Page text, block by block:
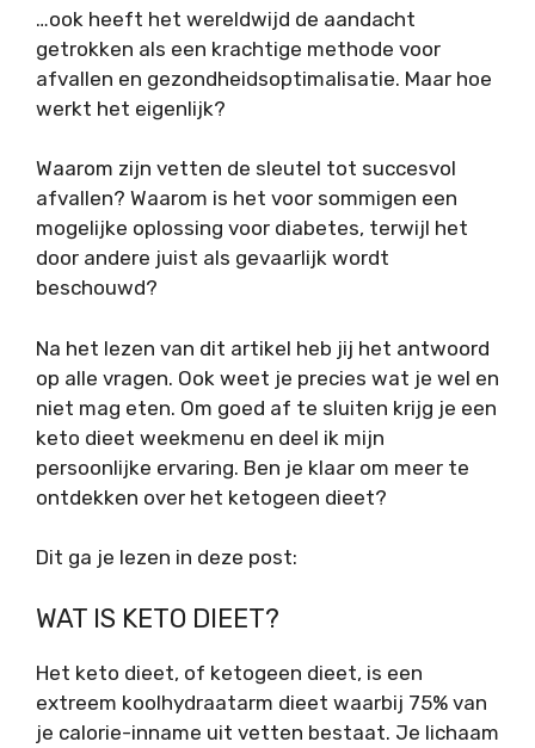
…ook heeft het wereldwijd de aandacht
getrokken als een krachtige methode voor
afvallen en gezondheidsoptimalisatie. Maar hoe
werkt het eigenlijk?
Waarom zijn vetten de sleutel tot succesvol
afvallen? Waarom is het voor sommigen een
mogelijke oplossing voor diabetes, terwijl het
door andere juist als gevaarlijk wordt
beschouwd?
Na het lezen van dit artikel heb jij het antwoord
op alle vragen. Ook weet je precies wat je wel en
niet mag eten. Om goed af te sluiten krijg je een
keto dieet weekmenu en deel ik mijn
persoonlijke ervaring. Ben je klaar om meer te
ontdekken over het ketogeen dieet?
Dit ga je lezen in deze post:
WAT IS KETO DIEET?
Het keto dieet, of ketogeen dieet, is een
extreem koolhydraatarm dieet waarbij 75% van
je calorie-inname uit vetten bestaat. Je lichaam